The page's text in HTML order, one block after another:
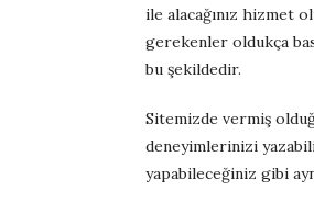
ile alacağınız hizmet
gerekenler oldukça
bu şekildedir.
Sitemizde vermiş
deneyimlerinizi
yapabileceğiniz gibi